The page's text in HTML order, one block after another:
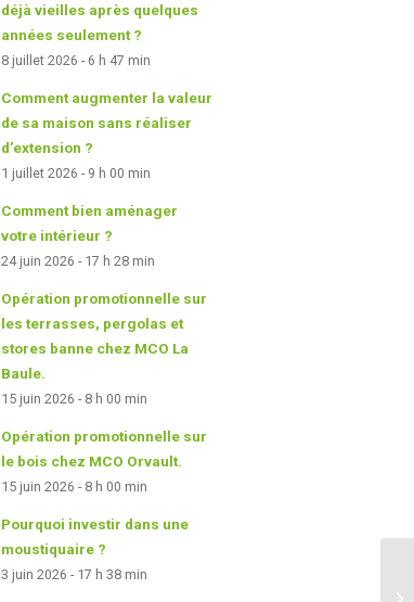
déjà vieilles après quelques
années seulement ?
8 juillet 2026 - 6 h 47 min
Comment augmenter la valeur
de sa maison sans réaliser
d’extension ?
1 juillet 2026 - 9 h 00 min
Comment bien aménager
votre intérieur ?
24 juin 2026 - 17 h 28 min
Opération promotionnelle sur
les terrasses, pergolas et
stores banne chez MCO La
Baule.
15 juin 2026 - 8 h 00 min
Opération promotionnelle sur
le bois chez MCO Orvault.
15 juin 2026 - 8 h 00 min
Pourquoi investir dans une
moustiquaire ?
3 juin 2026 - 17 h 38 min